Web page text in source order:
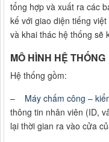
tổng hợp và xuất ra các
kế với giao diện tiếng
và khai thác hệ thống sẽ
MÔ HÌNH HỆ THỐNG
Hệ thống gồm:
– Máy chấm công –
thông tin nhân viên (ID,
lại thời gian ra vào cửa